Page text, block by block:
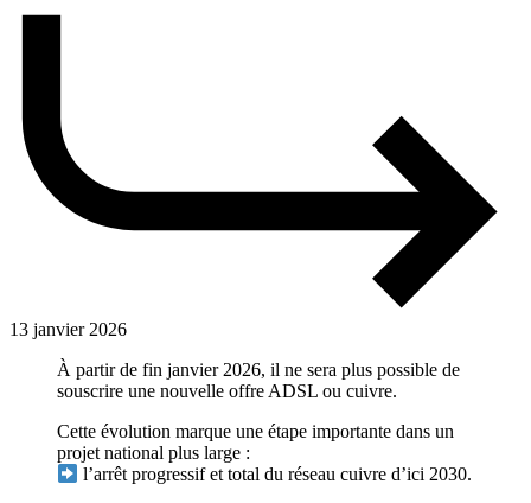
13 janvier 2026
À partir de fin janvier 2026, il ne sera plus possible de
souscrire une nouvelle offre ADSL ou cuivre.
Cette évolution marque une étape importante dans un
projet national plus large :
l’arrêt progressif et total du réseau cuivre d’ici 2030.